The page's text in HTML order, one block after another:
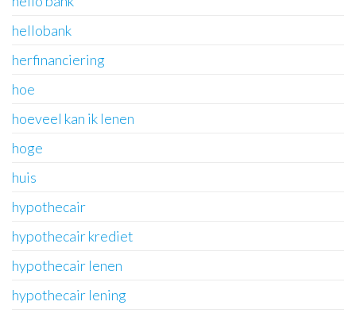
hellobank
herfinanciering
hoe
hoeveel kan ik lenen
hoge
huis
hypothecair
hypothecair krediet
hypothecair lenen
hypothecair lening